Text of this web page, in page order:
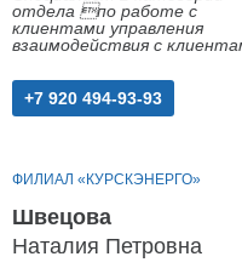
отдела по работе с
клиентами управления
взаимодействия с
+7 920 494-93-93
ФИЛИАЛ «КУРСКЭНЕРГО»
Швецова
Наталия Петровна